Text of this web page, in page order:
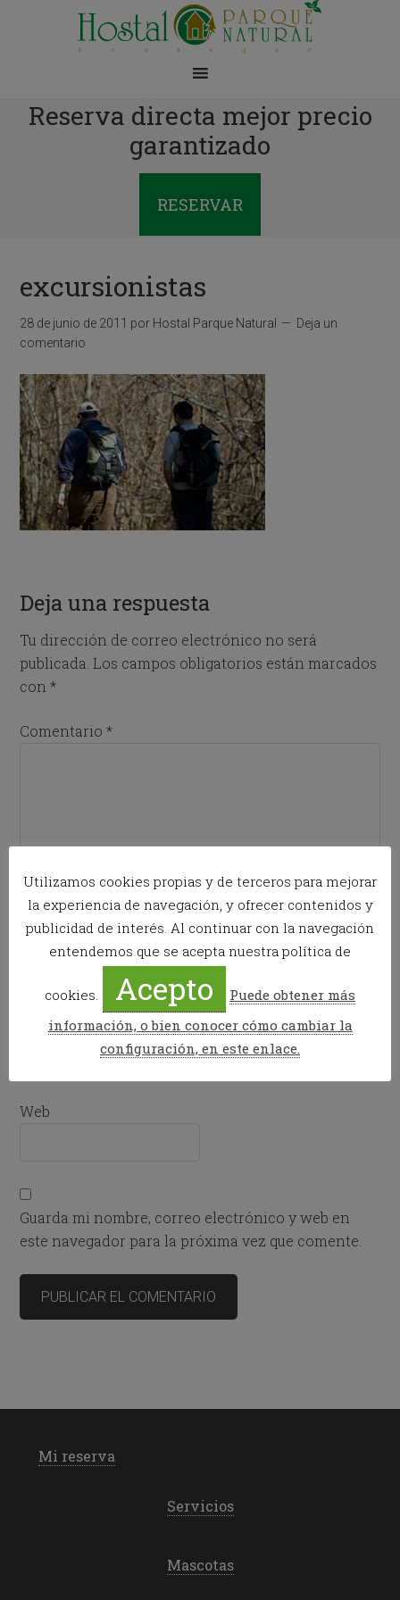
Reserva directa mejor precio
garantizado
RESERVAR
excursionistas
28 de junio de 2011 por Hostal Parque Natural
Deja un
comentario
Deja una respuesta
Tu dirección de correo electrónico no será
publicada. Los campos obligatorios están marcados
con*
Comentario*
Nombre*
Correo electrónico*
Web
Guarda mi nombre, correo electrónico y web en
este navegador para la próxima vez que comente.
Mi reserva
Servicios
Mascotas
Utilizamos cookies propias y de terceros para mejorar
la experiencia de navegación, y ofrecer contenidos y
publicidad de interés. Al continuar con la navegación
entendemos que se acepta nuestra política de
cookies. Acepto
Puede obtener más
información, o bien conocer cómo cambiar la
configuración, en este enlace.